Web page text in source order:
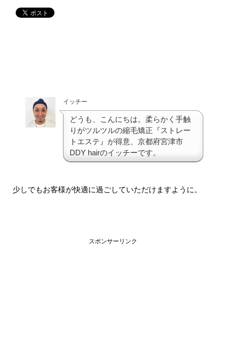
イッチー
どうも、こんにちは。柔らかく手触
りがツルツルの縮毛矯正『ストレー
トエステ』が得意、京都府宮津市
DDY hairのイッチーです。
少しでもお客様が快適に過ごしていただけますように。
スポンサーリンク